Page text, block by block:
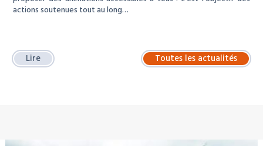
actions soutenues tout au long…
Lire Toutes les actualités